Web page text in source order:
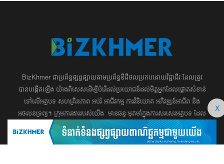
BizKhmer ​ជា​​ប្រព័ន្ធ​ផ្សព្វផ្សាយ​តាម​ប្រព័ន្ធ​ឌីជីថល​​​ប្រកប​ដោយ​វិជ្ជាជីវៈ​ដែល​​​ត្រូវ​
បាន​បង្កើតឡើង យ៉ាង​ពិសេស​​ដើម្បី​បំរើ​ដល់​ប្រយោជន៍​​​ដល់​មិត្ត​អ្នក​ដែល​ផ្ដោត​សំខាន់​
ទៅ​លើ​អត្ថបទ​ សហគ្រិន​ភាព អប់រំ ​​អាជីវកម្ម​ ​ការ​វិនិយោគ​ ​អភិវឌ្ឍន៍​អាជីព​ និង​
អចលនទ្រព្យ។ ​ក្រុម​​ការងារ​របស់​យើង​ ​​ មាន​ឆន្ទៈ​​មុតមាំ​​​ក្នុង​​ការ​សរសេរ​​អត្ថបទ​​ ដែល​
សុទ្ធតែ​សំខាន់​សម្រាប់​ ជំនួញ​ ការសិក្សា​ ​និង ការ​សម្រេច​ចិត្ត​របស់​​លោក​អ្នក​ ជា
ពិសេស​​គឺ​​ជួយ​ពង្រឹង​ការ​ត្រិះរិះ ពិចារណា​ ​និង ​ការអភិវឌ្ឍន៍​ធនធាន​មនុស្ស។ ​​​​
X